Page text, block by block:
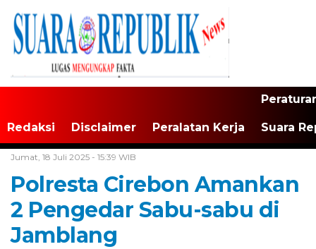
Redaksi Disclaimer Peralatan Kerja Suara
Jumat, 18 Juli 2025 - 15:39 WIB
Polresta Cirebon Amankan
2 Pengedar Sabu-sabu di
Jamblang